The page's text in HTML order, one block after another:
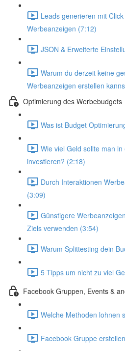
Leads generieren mit
Werbeanzeigen (7:12)
JSON & Erweiterte
Warum du derzeit keine
Werbeanzeigen erstellen
Optimierung des Werbebudgets
Was ist Budget
Wie viel Geld sollte man
investieren? (2:18)
Durch Interaktionen
(3:09)
Günstigere
Ziels verwenden (3:54)
Warum Splittesting dein
5 Tipps um nicht zu viel
Facebook Gruppen, Events &
Welche Methoden lohnen
Facebook Gruppe